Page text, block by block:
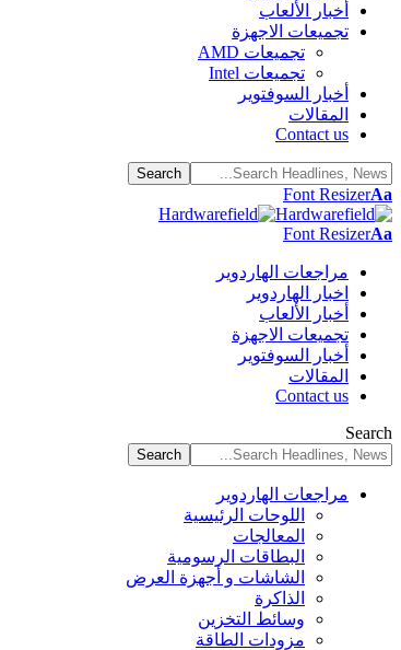
أخبار الألعاب
تجميعات الاجهزة
تجميعات AMD
تجميعات Intel
أخبار السوفتوير
المقالات
Contact us
Font ResizerAa
Font ResizerAa
مراجعات الهاردوير
اخبار الهاردوير
أخبار الألعاب
تجميعات الاجهزة
أخبار السوفتوير
المقالات
Contact us
Search
مراجعات الهاردوير
اللوحات الرئيسية
المعالجات
البطاقات الرسومية
الشاشات و أجهزة العرض
الذاكرة
وسائط التخزين
مزودات الطاقة